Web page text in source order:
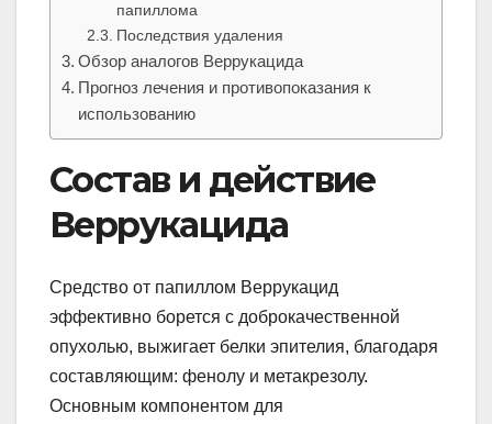
папиллома
Последствия удаления
Обзор аналогов Веррукацида
Прогноз лечения и противопоказания к
использованию
Состав и действие
Веррукацида
Средство от папиллом Веррукацид
эффективно борется с доброкачественной
опухолью, выжигает белки эпителия, благодаря
составляющим: фенолу и метакрезолу.
Основным компонентом для